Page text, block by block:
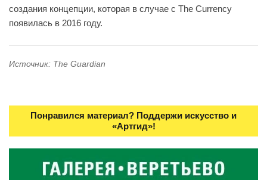
создания концепции, которая в случае с The Currency
появилась в 2016 году.
Источник: The Guardian
Понравился материал? Поддержи искусство и
«Артгид»!